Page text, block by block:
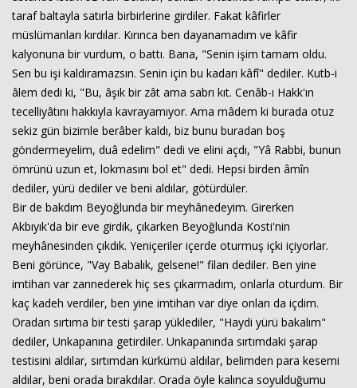
taraf baltayla satırla birbirlerine girdiler. Fakat kâfirler
müslümanları kırdılar. Kırınca ben dayanamadım ve kâfir
kalyonuna bir vurdum, o battı. Bana, "Senin işim tamam oldu.
Sen bu işi kaldıramazsın. Senin için bu kadarı kâfî" dediler. Kutb-i
âlem dedi ki, "Bu, âşık bir zât ama sabrı kıt. Cenâb-ı Hakk'ın
tecelliyâtını hakkıyla kavrayamıyor. Ama mâdem ki burada otuz
sekiz gün bizimle berâber kaldı, biz bunu buradan boş
göndermeyelim, duâ edelim" dedi ve elini açdı, "Yâ Rabbi, bunun
ömrünü uzun et, lokmasını bol et" dedi. Hepsi birden âmîn
dediler, yürü dediler ve beni aldılar, götürdüler.
Bir de bakdım Beyoğlunda bir meyhânedeyim. Girerken
Akbıyık'da bir eve girdik, çıkarken Beyoğlunda Kosti'nin
meyhânesinden çıkdık. Yeniçeriler içerde oturmuş içki içiyorlar.
Beni görünce, "Vay Babalık, gelsene!" filan dediler. Ben yine
imtihan var zannederek hiç ses çıkarmadım, onlarla oturdum. Bir
kaç kadeh verdiler, ben yine imtihan var diye onları da içdim.
Oradan sırtıma bir testi şarap yüklediler, "Haydi yürü bakalım"
dediler, Unkapanına getirdiler. Unkapanında sırtımdaki şarap
testisini aldılar, sırtımdan kürkümü aldılar, belimden para kesemi
aldılar, beni orada bırakdılar. Orada öyle kalınca soyulduğumu